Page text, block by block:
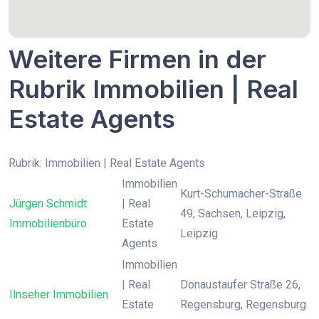
Weitere Firmen in der
Rubrik Immobilien | Real
Estate Agents
Rubrik: Immobilien | Real Estate Agents
Jürgen Schmidt
Immobilienbüro
Immobilien
| Real
Estate
Agents
Kurt-Schumacher-Straße
49, Sachsen, Leipzig,
Leipzig
Ilnseher Immobilien
Immobilien
| Real
Estate
Donaustaufer Straße 26,
Regensburg, Regensburg